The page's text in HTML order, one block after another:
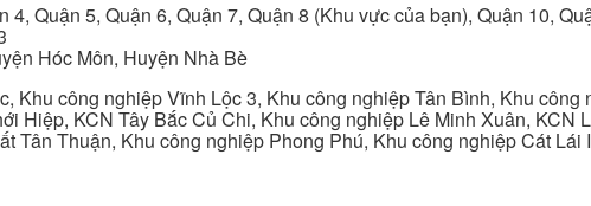
Quận 5, Quận 6, Quận 7, Quận 8 (Khu vực của bạn), Quận 10,
Hóc Môn, Huyện Nhà Bè
công nghiệp Vĩnh Lộc 3, Khu công nghiệp Tân Bình, Khu
Hiệp, KCN Tây Bắc Củ Chi, Khu công nghiệp Lê Minh Xuân, KCN
Tân Thuận, Khu công nghiệp Phong Phú, Khu công nghiệp Cát Lái